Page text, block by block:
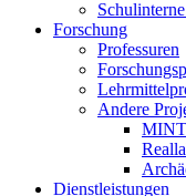
Forschung
Professuren
Andere
Dienstleistungen